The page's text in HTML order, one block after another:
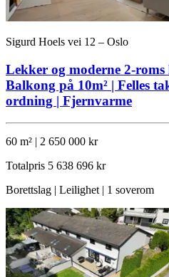
Sigurd Hoels vei 12 – Oslo
Lekker og moderne 2-
Balkong på 10m² | Felles
ordning | Fjernvarme
60 m² | 2 650 000 kr
Totalpris 5 638 696 kr
Borettslag | Leilighet | 1 soverom